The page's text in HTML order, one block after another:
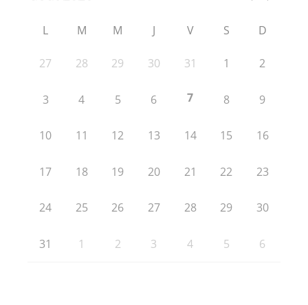
L M M J V S D
27 28 29 30 31 1 2
3 4 5 6 7 8 9
10 11 12 13 14 15 16
17 18 19 20 21 22 23
24 25 26 27 28 29 30
31 1 2 3 4 5 6